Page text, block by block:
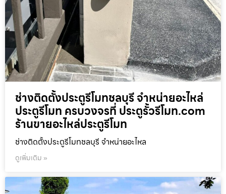
ช่างติดตั้งประตูรีโมทชลบุรี จำหน่ายอะไหล่
ประตูรีโมท ครบวงจรที่ ประตูรั้วรีโมท.com
ร้านขายอะไหล่ประตูรีโมท
ช่างติดตั้งประตูรีโมทชลบุรี จำหน่ายอะไหล
ดูเพิ่มเติม »